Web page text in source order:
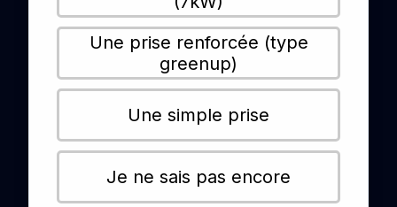
Une prise renforcée (type
greenup)
Une simple prise
Je ne sais pas encore